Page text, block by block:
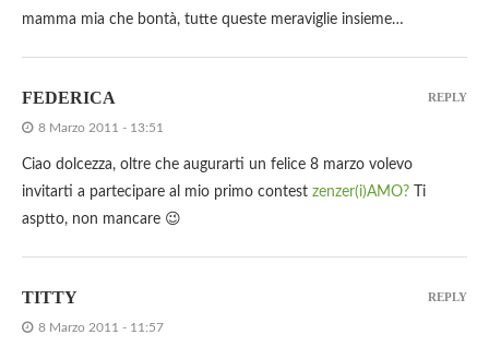
mamma mia che bontà, tutte queste meraviglie insieme…
FEDERICA
8 Marzo 2011 - 13:51
Ciao dolcezza, oltre che augurarti un felice 8 marzo volevo
invitarti a partecipare al mio primo contest zenzer(i)AMO? Ti
asptto, non mancare 😉
REPLY
TITTY
8 Marzo 2011 - 11:57
REPLY